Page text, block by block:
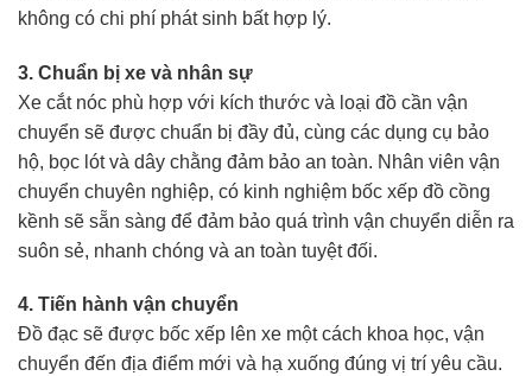
không có chi phí phát sinh bất hợp lý.
3. Chuẩn bị xe và nhân sự
Xe cắt nóc phù hợp với kích thước và loại đồ cần vận
chuyển sẽ được chuẩn bị đầy đủ, cùng các dụng cụ bảo
hộ, bọc lót và dây chằng đảm bảo an toàn. Nhân viên vận
chuyển chuyên nghiệp, có kinh nghiệm bốc xếp đồ cồng
kềnh sẽ sẵn sàng để đảm bảo quá trình vận chuyển diễn ra
suôn sẻ, nhanh chóng và an toàn tuyệt đối.
4. Tiến hành vận chuyển
Đồ đạc sẽ được bốc xếp lên xe một cách khoa học, vận
chuyển đến địa điểm mới và hạ xuống đúng vị trí yêu cầu.